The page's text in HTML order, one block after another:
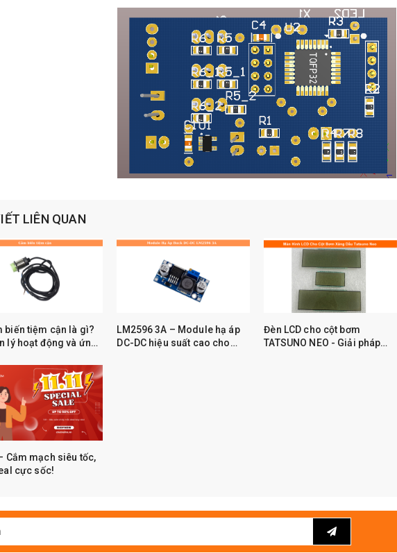
LIÊN QUAN
biến tiệm cận là gì?
lý hoạt động và ứng
LM2596 3A – Module hạ áp
DC-DC hiệu suất cao cho
Đèn LCD cho cột bơm
TATSUNO NEO - Giải pháp
Cắm mạch siêu tốc,
cực sốc!